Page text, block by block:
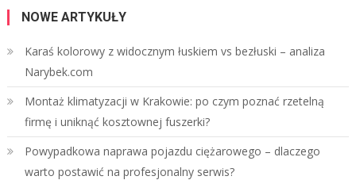
NOWE ARTYKUŁY
Karaś kolorowy z widocznym łuskiem vs bezłuski – analiza
Narybek.com
Montaż klimatyzacji w Krakowie: po czym poznać rzetelną
firmę i uniknąć kosztownej fuszerki?
Powypadkowa naprawa pojazdu ciężarowego – dlaczego
warto postawić na profesjonalny serwis?